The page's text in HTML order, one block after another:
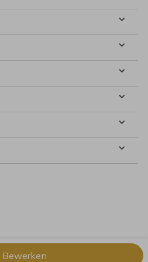
Bewerken